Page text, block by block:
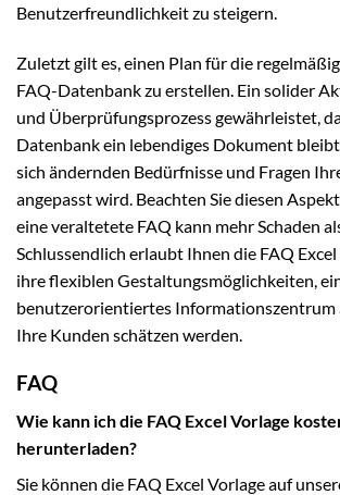
Benutzerfreundlichkeit zu steigern.
Zuletzt gilt es, einen Plan für die
FAQ-Datenbank zu erstellen. Ein solider
und Überprüfungsprozess gewährleistet,
Datenbank ein lebendiges Dokument
sich ändernden Bedürfnisse und Fragen
angepasst wird. Beachten Sie diesen
eine veraltetete FAQ kann mehr Schaden
Schlussendlich erlaubt Ihnen die FAQ
ihre flexiblen Gestaltungsmöglichkeiten,
benutzerorientiertes Informationszentrum
Ihre Kunden schätzen werden.
FAQ
Wie kann ich die FAQ Excel Vorlage
herunterladen?
Sie können die FAQ Excel Vorlage auf